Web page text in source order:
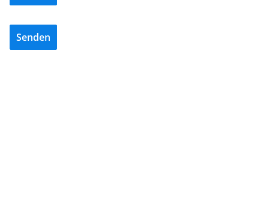
Senden